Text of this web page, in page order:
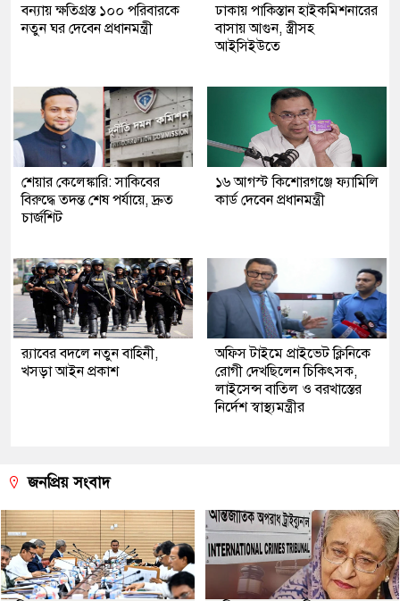
বন্যায় ক্ষতিগ্রস্ত ১০০ পরিবারকে
নতুন ঘর দেবেন প্রধানমন্ত্রী
ঢাকায় পাকিস্তান হাইকমিশনারের
বাসায় আগুন, স্ত্রীসহ
আইসিইউতে
শেয়ার কেলেঙ্কারি: সাকিবের
বিরুদ্ধে তদন্ত শেষ পর্যায়ে, দ্রুত
চার্জশিট
১৬ আগস্ট কিশোরগঞ্জে ফ্যামিলি
কার্ড দেবেন প্রধানমন্ত্রী
র‍্যাবের বদলে নতুন বাহিনী,
খসড়া আইন প্রকাশ
অফিস টাইমে প্রাইভেট ক্লিনিকে
রোগী দেখছিলেন চিকিৎসক,
লাইসেন্স বাতিল ও বরখাস্তের
নির্দেশ স্বাস্থ্যমন্ত্রীর
জনপ্রিয় সংবাদ